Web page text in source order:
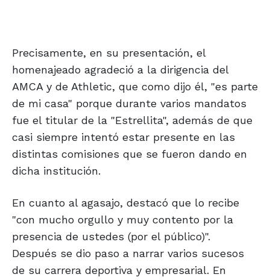
Precisamente, en su presentación, el
homenajeado agradeció a la dirigencia del
AMCA y de Athletic, que como dijo él, "es parte
de mi casa" porque durante varios mandatos
fue el titular de la "Estrellita", además de que
casi siempre intentó estar presente en las
distintas comisiones que se fueron dando en
dicha institución.
En cuanto al agasajo, destacó que lo recibe
"con mucho orgullo y muy contento por la
presencia de ustedes (por el público)".
Después se dio paso a narrar varios sucesos
de su carrera deportiva y empresarial. En